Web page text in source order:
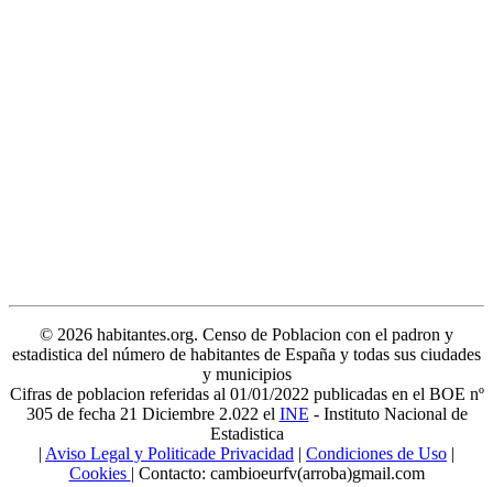
© 2026 habitantes.org. Censo de Poblacion con el padron y
estadistica del número de habitantes de España y todas sus ciudades
y municipios
Cifras de poblacion referidas al 01/01/2022 publicadas en el BOE nº
305 de fecha 21 Diciembre 2.022 el INE - Instituto Nacional de
Estadistica
| Aviso Legal y Politicade Privacidad | Condiciones de Uso |
Cookies | Contacto: cambioeurfv(arroba)gmail.com